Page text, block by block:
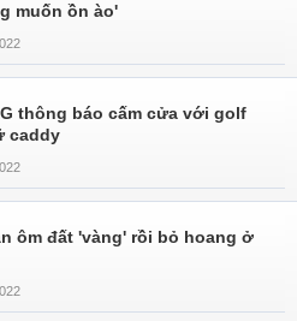
muốn ồn ào'
thông báo cấm cửa với golf
caddy
ôm đất 'vàng' rồi bỏ hoang ở